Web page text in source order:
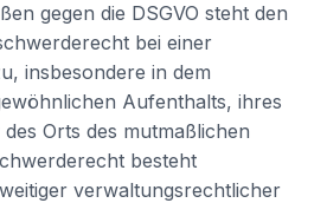
gegen die DSGVO steht den
bei einer
insbesondere in dem
Aufenthalts, ihres
Orts des mutmaßlichen
besteht
verwaltungsrechtlicher